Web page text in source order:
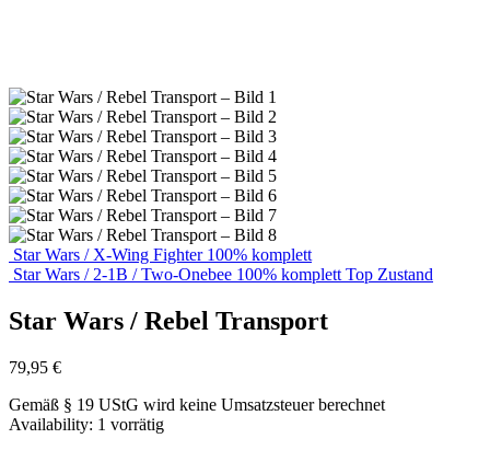
Star Wars / X-Wing Fighter 100% komplett
Star Wars / 2-1B / Two-Onebee 100% komplett Top Zustand
Star Wars / Rebel Transport
79,95 €
Gemäß § 19 UStG wird keine Umsatzsteuer berechnet
Availability: 1 vorrätig